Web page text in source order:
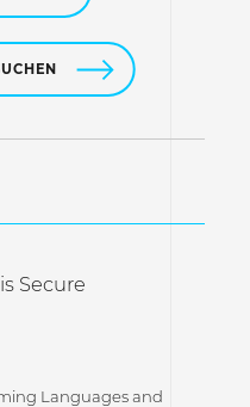
Secure
Languages and